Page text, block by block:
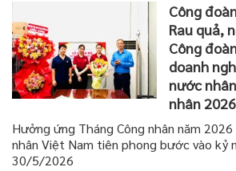
Công
Rau quả,
Công
doanh
nước
nhân 2026
Hưởng ứng Tháng Công nhân năm
nhân Việt Nam tiên phong bước vào kỷ
30/5/2026